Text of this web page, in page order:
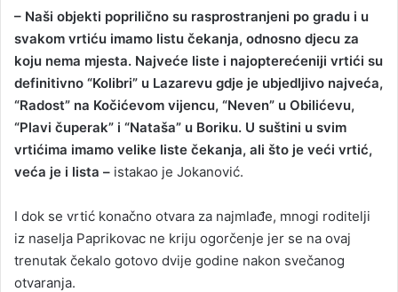
– Naši objekti poprilično su rasprostranjeni po gradu i u
svakom vrtiću imamo listu čekanja, odnosno djecu za
koju nema mjesta. Najveće liste i najopterećeniji vrtići su
definitivno “Kolibri” u Lazarevu gdje je ubjedljivo najveća,
“Radost” na Kočićevom vijencu, “Neven” u Obilićevu,
“Plavi čuperak” i “Nataša” u Boriku. U suštini u svim
vrtićima imamo velike liste čekanja, ali što je veći vrtić,
veća je i lista – istakao je Jokanović.
I dok se vrtić konačno otvara za najmlađe, mnogi roditelji
iz naselja Paprikovac ne kriju ogorčenje jer se na ovaj
trenutak čekalo gotovo dvije godine nakon svečanog
otvaranja.